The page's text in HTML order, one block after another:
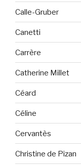
Calle-Gruber
Canetti
Carrère
Catherine Millet
Céard
Céline
Cervantès
Christine de Pizan